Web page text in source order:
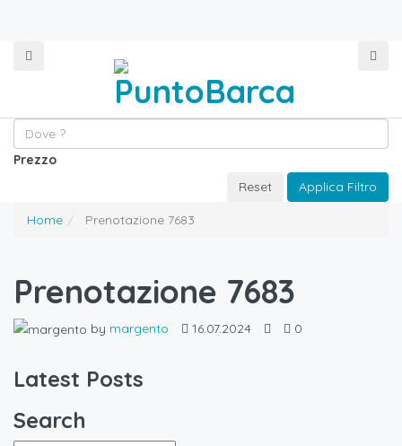
Prezzo
Reset
Applica Filtro
Home Prenotazione 7683
Prenotazione 7683
by margento 16.07.2024 0
Latest Posts
Search